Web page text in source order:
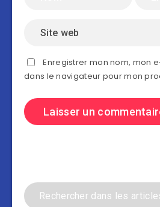
Enregistrer mon nom, mon
dans le navigateur pour mon